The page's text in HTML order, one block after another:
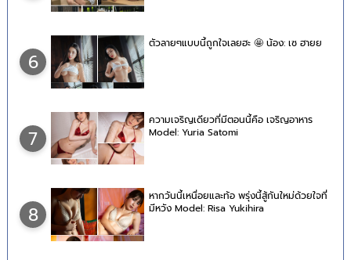
6
ตัวลายๆแบบนี้ถูกใจเลยฮะ 🤩 น้อง: เซ ฮายย
7
ความเจริญเดียวที่มีตอนนี้คือ เจริญอาหาร
Model: Yuria Satomi
8
หากวันนี้เหนื่อยและท้อ พรุ่งนี้สู้กันใหม่ด้วยใจที่
มีหวัง Model: Risa Yukihira